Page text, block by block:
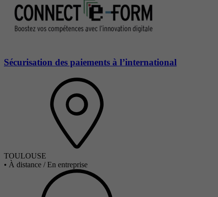
Sécurisation des paiements à l’international
TOULOUSE
• À distance / En entreprise